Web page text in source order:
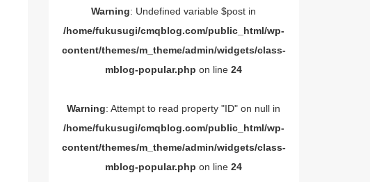
Warning: Undefined variable $post in
/home/fukusugi/cmqblog.com/public_html/wp-
content/themes/m_theme/admin/widgets/class-
mblog-popular.php on line24
Warning: Attempt to read property "ID" on null in
/home/fukusugi/cmqblog.com/public_html/wp-
content/themes/m_theme/admin/widgets/class-
mblog-popular.php on line24